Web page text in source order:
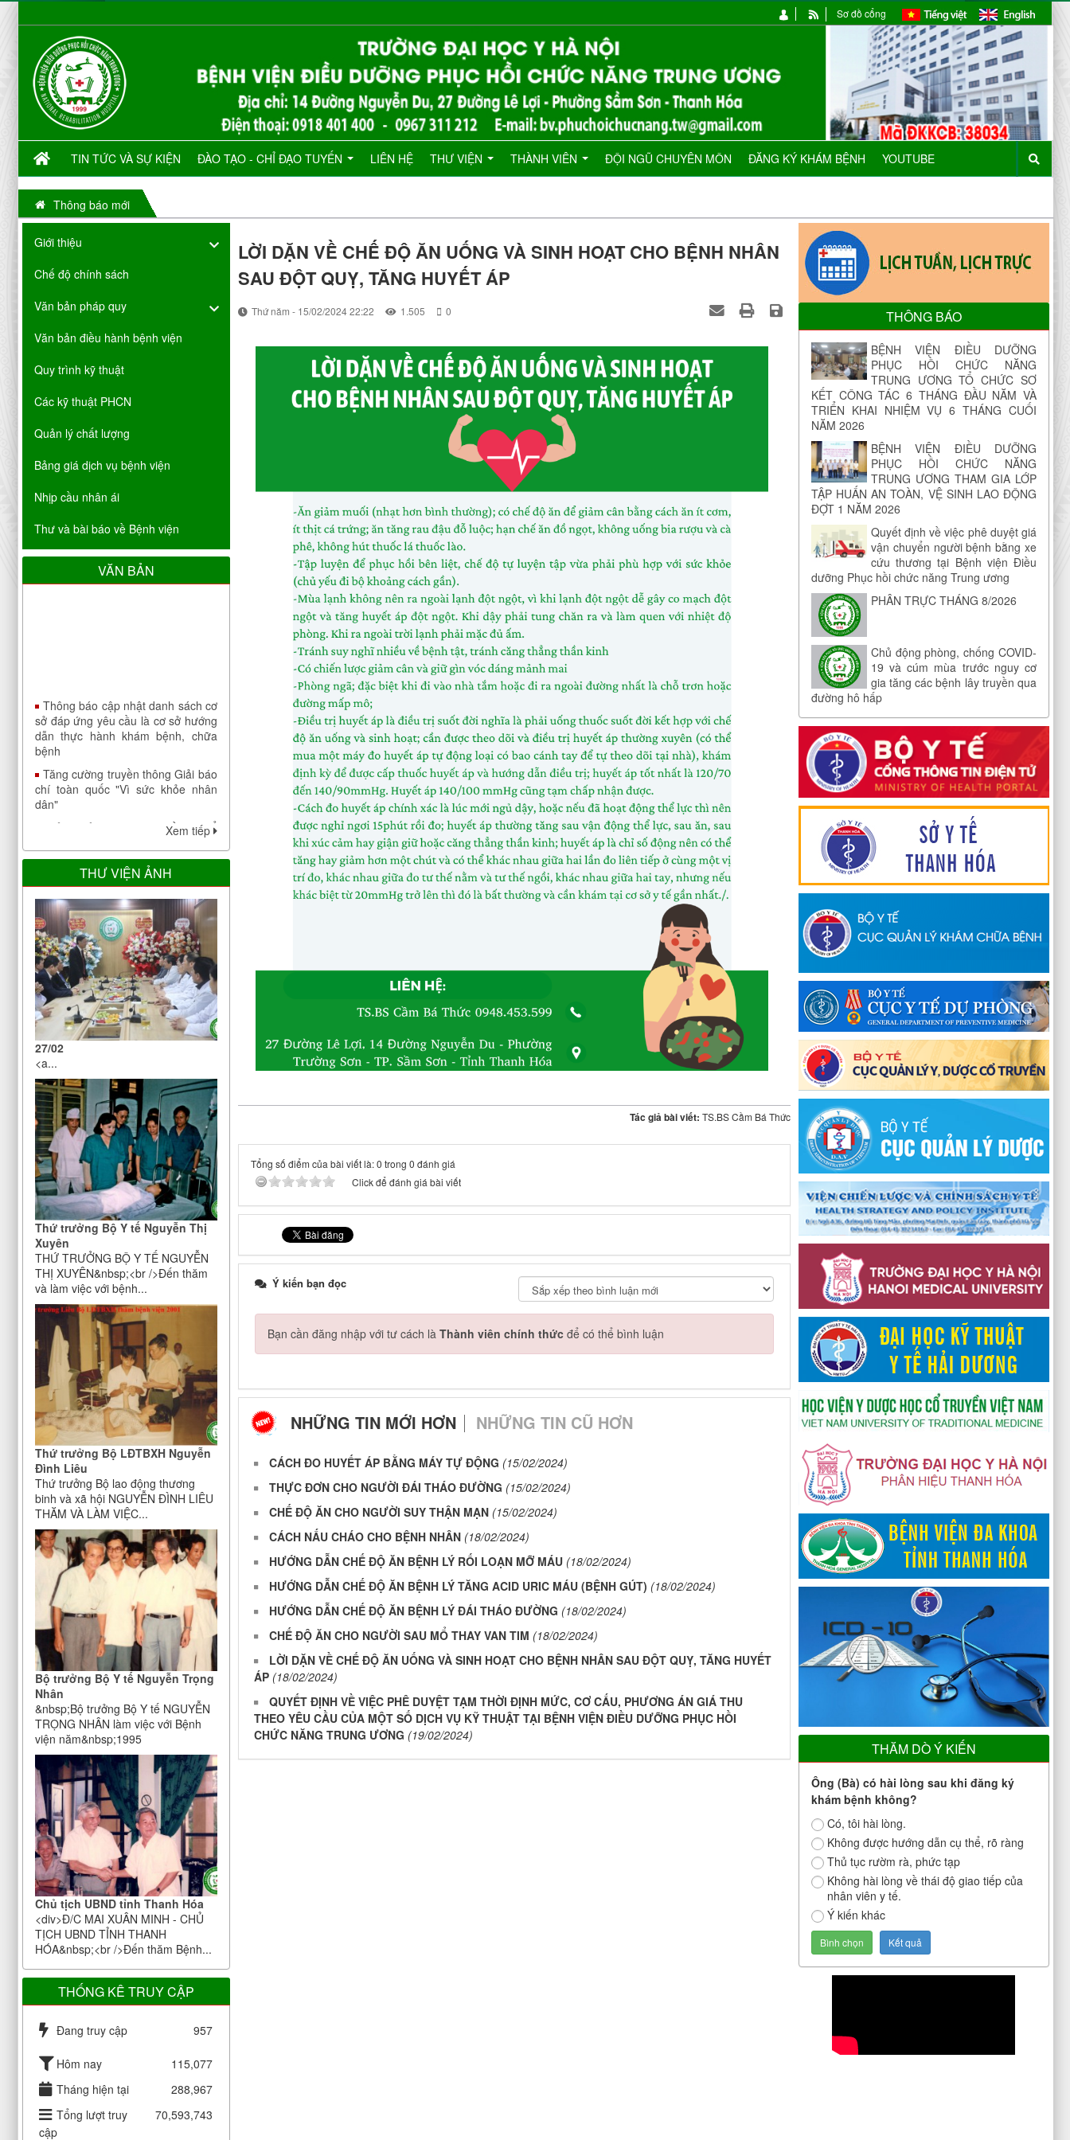
TIN TỨC VÀ SỰ KIỆN ĐÀO TẠO - CHỈ ĐẠO TUYẾN LIÊN HỆ THƯ VIỆN THÀNH VIÊN ĐỘI NGŨ CHUYÊN MÔN ĐĂNG KÝ KHÁM BỆNH YOUTUBE
Sơ đồ cổng
Thông báo mới
Giới thiệu
Chế độ chính sách
Văn bản pháp quy
Văn bản điều hành bệnh viện
Quy trình kỹ thuật
Các kỹ thuật PHCN
Quản lý chất lượng
Bảng giá dịch vụ bệnh viện
Nhịp cầu nhân ái
Thư và bài báo về Bệnh viện
VĂN BẢN
sở đáp ứng yêu cầu là cơ sở hướng
dẫn thực hành khám bệnh, chữa
bệnh
Tăng cường truyền thông Giải báo
chí toàn quốc "Vì sức khỏe nhân
dân"
Chỉ thị của Ban bí thư về việc tổ
chức Tết Nhâm Dần năm 2022
Công bố công khai đáp ứng yêu
cầu là cơ sở thực hành trong đào
tạo khối ngành sức khoẻ của Bệnh
viện Điều dưỡng Phục hồi chức
năng Trung ương
V/v bảo đảm nhân lực y tế trong
phòng, chống dịch COVID-19
Thông báo cập nhật danh sách cơ
sở đáp ứng yêu cầu là cơ sở hướng
dẫn thực hành khám bệnh, chữa
bệnh
Tăng cường truyền thông Giải báo
chí toàn quốc "Vì sức khỏe nhân
dân"
Chỉ thị của Ban bí thư về việc tổ
chức Tết Nhâm Dần năm 2022
Công bố công khai đáp ứng yêu
cầu là cơ sở thực hành trong đào
tạo khối ngành sức khoẻ của Bệnh
viện Điều dưỡng Phục hồi chức
năng Trung ương
V/v bảo đảm nhân lực y tế trong
phòng, chống dịch COVID-19
Xem tiếp
THƯ VIỆN ẢNH
27/02
<a...
Thứ trưởng Bộ Y tế Nguyễn Thị
Xuyên
THỨ TRƯỞNG BỘ Y TẾ NGUYỄN
THỊ XUYÊN&nbsp;<br />Đến thăm
và làm việc với bệnh...
Thứ trưởng Bộ LĐTBXH Nguyễn
Đình Liêu
Thứ trưởng Bộ lao động thương
binh và xã hội NGUYỄN ĐÌNH LIÊU
THĂM VÀ LÀM VIỆC...
Bộ trưởng Bộ Y tế Nguyễn Trọng
Nhân
&nbsp;Bộ trưởng Bộ Y tế NGUYỄN
TRỌNG NHÂN làm việc với Bệnh
viện năm&nbsp;1995
Chủ tịch UBND tỉnh Thanh Hóa
<div>Đ/C MAI XUÂN MINH - CHỦ
TỊCH UBND TỈNH THANH
HÓA&nbsp;<br />Đến thăm Bệnh...
THỐNG KÊ TRUY CẬP
Đang truy cập 957
Hôm nay
115,077
Tháng hiện tại
288,967
Tổng lượt truy
cập
70,593,743
LỜI DẶN VỀ CHẾ ĐỘ ĂN UỐNG VÀ SINH HOẠT CHO BỆNH NHÂN
SAU ĐỘT QUỴ, TĂNG HUYẾT ÁP
Thứ năm - 15/02/2024 22:22 1.505 0
Tác giả bài viết: TS.BS Cầm Bá Thức
Tổng số điểm của bài viết là: 0 trong 0 đánh giá
Click để đánh giá bài viết
Ý kiến bạn đọc
Bạn cần đăng nhập với tư cách là Thành viên chính thứcđể có thể bình luận
NHỮNG TIN MỚI HƠN NHỮNG TIN CŨ HƠN
CÁCH ĐO HUYẾT ÁP BẰNG MÁY TỰ ĐỘNG (15/02/2024)
THỰC ĐƠN CHO NGƯỜI ĐÁI THÁO ĐƯỜNG (15/02/2024)
CHẾ ĐỘ ĂN CHO NGƯỜI SUY THẬN MẠN (15/02/2024)
CÁCH NẤU CHÁO CHO BỆNH NHÂN (18/02/2024)
HƯỚNG DẪN CHẾ ĐỘ ĂN BỆNH LÝ RỐI LOẠN MỠ MÁU (18/02/2024)
HƯỚNG DẪN CHẾ ĐỘ ĂN BỆNH LÝ TĂNG ACID URIC MÁU (BỆNH GÚT) (18/02/2024)
HƯỚNG DẪN CHẾ ĐỘ ĂN BỆNH LÝ ĐÁI THÁO ĐƯỜNG (18/02/2024)
CHẾ ĐỘ ĂN CHO NGƯỜI SAU MỔ THAY VAN TIM (18/02/2024)
LỜI DẶN VỀ CHẾ ĐỘ ĂN UỐNG VÀ SINH HOẠT CHO BỆNH NHÂN SAU ĐỘT QUỴ, TĂNG HUYẾT
ÁP (18/02/2024)
QUYẾT ĐỊNH VỀ VIỆC PHÊ DUYỆT TẠM THỜI ĐỊNH MỨC, CƠ CẤU, PHƯƠNG ÁN GIÁ THU
THEO YÊU CẦU CỦA MỘT SỐ DỊCH VỤ KỸ THUẬT TẠI BỆNH VIỆN ĐIỀU DƯỠNG PHỤC HỒI
CHỨC NĂNG TRUNG ƯƠNG (19/02/2024)
THÔNG BÁO
BỆNH VIỆN ĐIỀU DƯỠNG
PHỤC HỒI CHỨC NĂNG
TRUNG ƯƠNG TỔ CHỨC SƠ
KẾT CÔNG TÁC 6 THÁNG ĐẦU NĂM VÀ
TRIỂN KHAI NHIỆM VỤ 6 THÁNG CUỐI
NĂM 2026
BỆNH VIỆN ĐIỀU DƯỠNG
PHỤC HỒI CHỨC NĂNG
TRUNG ƯƠNG THAM GIA LỚP
TẬP HUẤN AN TOÀN, VỆ SINH LAO ĐỘNG
ĐỢT 1 NĂM 2026
Quyết định về việc phê duyệt giá
vận chuyển người bệnh bằng xe
cứu thương tại Bệnh viện Điều
dưỡng Phục hồi chức năng Trung ương
PHÂN TRỰC THÁNG 8/2026
Chủ động phòng, chống COVID-
19 và cúm mùa trước nguy cơ
gia tăng các bệnh lây truyền qua
đường hô hấp
THĂM DÒ Ý KIẾN
Ông (Bà) có hài lòng sau khi đăng ký
khám bệnh không?
Có, tôi hài lòng.
Không được hướng dẫn cụ thể, rõ ràng
Thủ tục rườm rà, phức tạp
Không hài lòng về thái độ giao tiếp của
nhân viên y tế.
Ý kiến khác